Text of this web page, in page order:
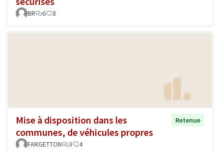
BR 6 8
Mise à disposition dans les
communes, de véhicules propres
Retenue
FARGETTON 3 4